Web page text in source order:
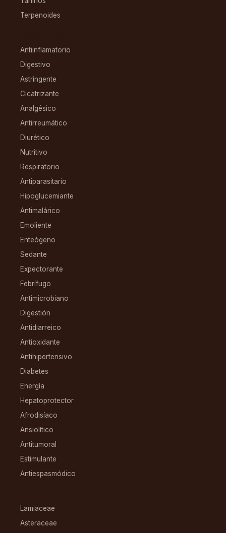
Terpenoides
Antiinflamatorio
Digestivo
Astringente
Cicatrizante
Analgésico
Antirreumático
Diurético
Nutritivo
Respiratorio
Antiparasitario
Hipoglucemiante
Antimalárico
Emoliente
Enteógeno
Sedante
Expectorante
Febrífugo
Antimicrobiano
Digestión
Antidiarreico
Antioxidante
Antihipertensivo
Diabetes
Energía
Hepatoprotector
Afrodisíaco
Ansiolítico
Antitumoral
Estimulante
Antiespasmódico
Lamiaceae
Asteraceae